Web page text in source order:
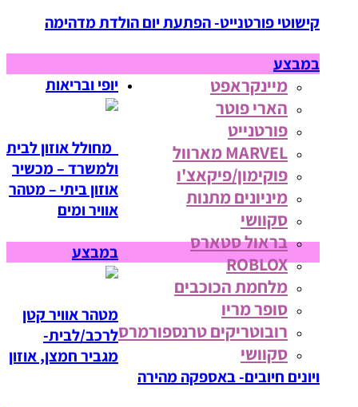
קישוטי פורטנייט- הפתעת יום הולדת מדהימה
במבצע
מיינקראפט
הארי פוטר
פורטנייט
MARVEL מארוול
פוקימון/פיקאצ'ו
מיניונים מתנות
סקוושי
בראול סטארס
ROBLOX
מלחמת הכוכבים
סופר מריו
רובוטריקים טרנספורמרס
סקוושי
יופי ובריאות
מחולל אוזון לבית
ולמשרד – מכשיר
אוזון ביתי – מטהר
אוויר ומים
במבצע
מטהר אוויר קטן
לרכב/לבית-
מגביר חמצן, אוזון
ויונים חיובים- באספקה מהירה